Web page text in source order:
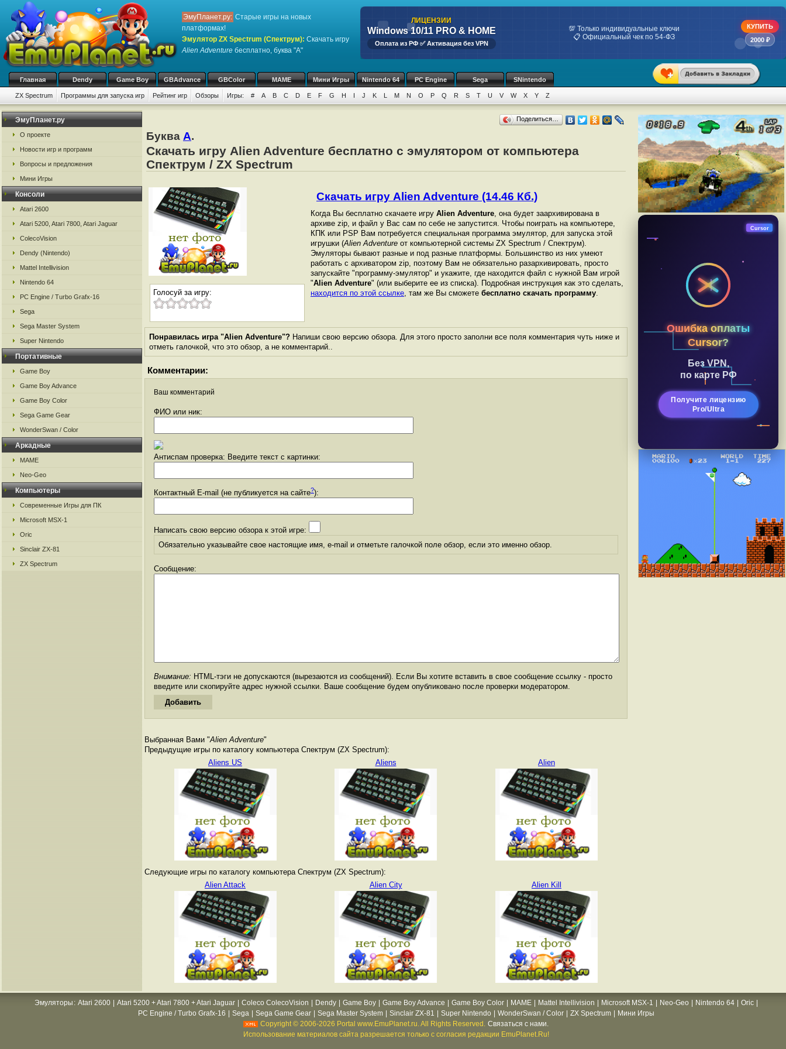
ЭмуПланет.ру: Старые игры на новых
платформах!
Эмулятор ZX Spectrum (Спектрум): Скачать игру
Alien Adventure бесплатно, буква "A"
ЛИЦЕНЗИИ
Windows 10/11 PRO & HOME
Оплата из РФ ✅ Активация без VPN
💯 Только индивидуальные ключи
📋 Официальный чек по 54-ФЗ
КУПИТЬ
2000 ₽
Главная Dendy Game Boy GBAdvance GBColor MAME Мини Игры Nintendo 64 PC Engine Sega SNintendo
ZX Spectrum Программы для запуска игр Рейтинг игр Обзоры Игры: # A B C D E F G H I J K L M N O P Q R S T U V W X Y Z
ЭмуПланет.ру
О проекте
Новости игр и программ
Вопросы и предложения
Мини Игры
Консоли
Atari 2600
Atari 5200, Atari 7800, Atari Jaguar
ColecoVision
Dendy (Nintendo)
Mattel Intellivision
Nintendo 64
PC Engine / Turbo Grafx-16
Sega
Sega Master System
Super Nintendo
Портативные
Game Boy
Game Boy Advance
Game Boy Color
Sega Game Gear
WonderSwan / Color
Аркадные
MAME
Neo-Geo
Компьютеры
Современные Игры для ПК
Microsoft MSX-1
Oric
Sinclair ZX-81
ZX Spectrum
Поделиться…
Буква A.
Скачать игру Alien Adventure бесплатно с эмулятором от компьютера
Спектрум / ZX Spectrum
Голосуй за игру:
Скачать игру Alien Adventure (14.46 Кб.)
Когда Вы бесплатно скачаете игру Alien Adventure, она будет заархивирована в
архиве zip, и файл у Вас сам по себе не запустится. Чтобы поиграть на компьютере,
КПК или PSP Вам потребуется специальная программа эмулятор, для запуска этой
игрушки (Alien Adventure от компьютерной системы ZX Spectrum / Спектрум).
Эмуляторы бывают разные и под разные платформы. Большинство из них умеют
работать с архиватором zip, поэтому Вам не обязательно разархивировать, просто
запускайте "программу-эмулятор" и укажите, где находится файл с нужной Вам игрой
"Alien Adventure" (или выберите ее из списка). Подробная инструкция как это сделать,
находится по этой ссылке, там же Вы сможете бесплатно скачать программу.
Понравилась игра "Alien Adventure"? Напиши свою версию обзора. Для этого просто заполни все поля комментария чуть ниже и
отметь галочкой, что это обзор, а не комментарий..
Комментарии:
Ваш комментарий
ФИО или ник:
Антиспам проверка: Введите текст с картинки:
Контактный E-mail (не публикуется на сайте?):
Написать свою версию обзора к этой игре:
Обязательно указывайте свое настоящие имя, e-mail и отметьте галочкой поле обзор, если это именно обзор.
Сообщение:
Внимание: HTML-тэги не допускаются (вырезаются из сообщений). Если Вы хотите вставить в свое сообщение ссылку - просто
введите или скопируйте адрес нужной ссылки. Ваше сообщение будем опубликовано после проверки модератором.
Выбранная Вами "Alien Adventure"
Предыдущие игры по каталогу компьютера Спектрум (ZX Spectrum):
Aliens US
Aliens Alien
Следующие игры по каталогу компьютера Спектрум (ZX Spectrum):
Alien Attack
Alien City Alien Kill
Ошибка оплаты
Cursor?
Без VPN,
по карте РФ
Получите лицензию
Pro/Ultra
Cursor
Эмуляторы : Atari 2600 Atari 5200 + Atari 7800 + Atari Jaguar Coleco ColecoVision Dendy Game Boy Game Boy Advance Game Boy Color MAME Mattel Intellivision Microsoft MSX-1 Neo-Geo Nintendo 64 Oric
PC Engine / Turbo Grafx-16
Sega Sega Game Gear Sega Master System Sinclair ZX-81 Super Nintendo WonderSwan / Color ZX Spectrum
Мини Игры
Copyright © 2006-2026 Portal www.EmuPlanet.ru. All Rights Reserved. Связаться с нами.
Использование материалов сайта разрешается только с согласия редакции EmuPlanet.Ru!